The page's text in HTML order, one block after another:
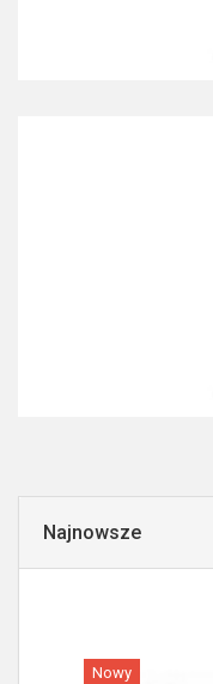
Najnowsze
Nowy